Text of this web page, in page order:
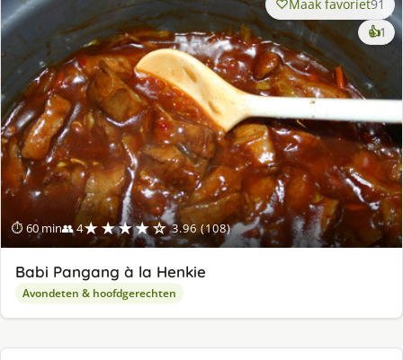
⏱ 60 min👥 4★★★★☆ 3.96 (108)
Maak favoriet91
👍1
Babi Pangang à la Henkie
Avondeten & hoofdgerechten